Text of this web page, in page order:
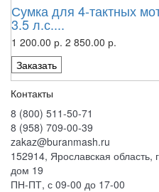
Сумка для 4-тактных
3.5 л.с....
1 200.00 р. 2 850.00 р.
Заказать
Контакты
8 (800) 511-50-71
8 (958) 709-00-39
zakaz@buranmash.ru
152914, Ярославская область,
дом 19
ПН-ПТ, с 09-00 до 17-00